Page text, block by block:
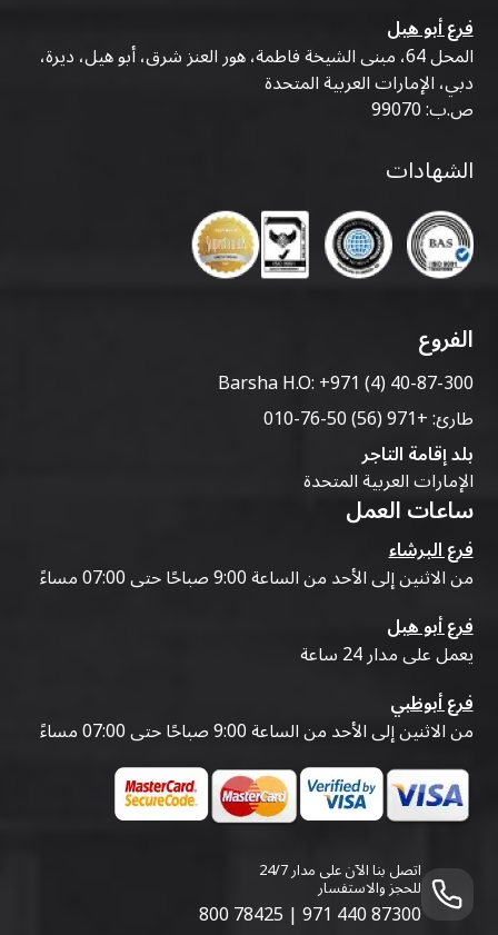
فرع أبو هيل
المحل 64، مبنى الشيخة فاطمة، هور العنز شرق، أبو هيل، ديرة،
دبي، الإمارات العربية المتحدة
ص.ب: 99070
الشهادات
الفروع
Barsha H.O:+971 (4) 40-87-300
طارئ:+971 (56) 50-76-010
بلد إقامة التاجر
الإمارات العربية المتحدة
ساعات العمل
فرع البرشاء
من الاثنين إلى الأحد من الساعة 9:00 صباحًا حتى 07:00 مساءً
فرع أبو هيل
يعمل على مدار 24 ساعة
فرع أبوظبي
من الاثنين إلى الأحد من الساعة 9:00 صباحًا حتى 07:00 مساءً
اتصل بنا الآن على مدار 24/7
للحجز والاستفسار
800 78425 | 971 440 87300